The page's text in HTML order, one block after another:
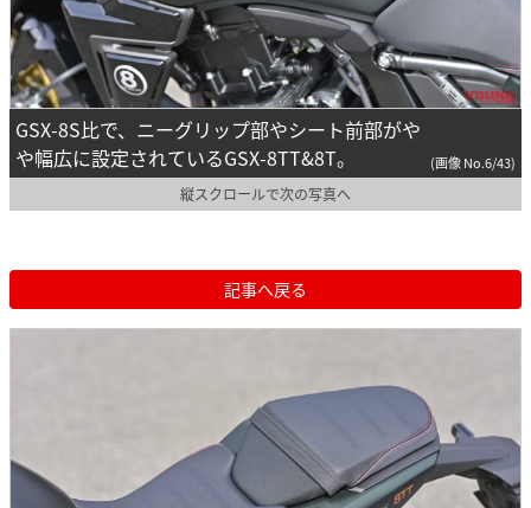
GSX-8S比で、ニーグリップ部やシート前部がや
や幅広に設定されているGSX-8TT&8T。
(画像 No.6/43)
縦スクロールで次の写真へ
記事へ戻る